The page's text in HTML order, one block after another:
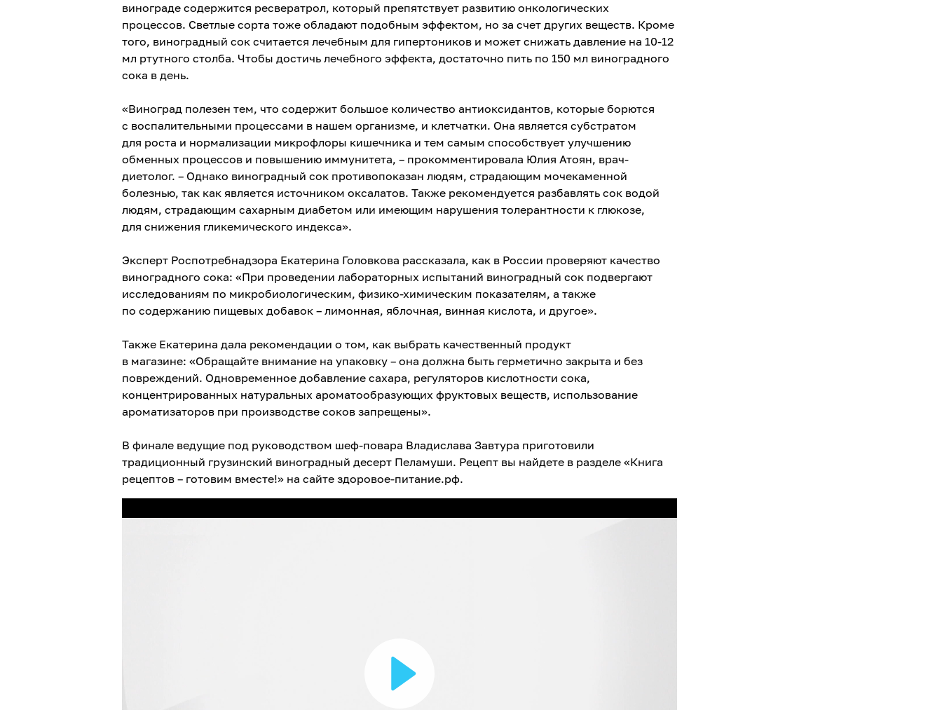
винограде содержится ресвератрол, который препятствует развитию онкологических
процессов. Светлые сорта тоже обладают подобным эффектом, но за счет других веществ. Кроме
того, виноградный сок считается лечебным для гипертоников и может снижать давление на 10-12
мл ртутного столба. Чтобы достичь лечебного эффекта, достаточно пить по 150 мл виноградного
сока в день.
«Виноград полезен тем, что содержит большое количество антиоксидантов, которые борются
с воспалительными процессами в нашем организме, и клетчатки. Она является субстратом
для роста и нормализации микрофлоры кишечника и тем самым способствует улучшению
обменных процессов и повышению иммунитета, – прокомментировала Юлия Атоян, врач-
диетолог. – Однако виноградный сок противопоказан людям, страдающим мочекаменной
болезнью, так как является источником оксалатов. Также рекомендуется разбавлять сок водой
людям, страдающим сахарным диабетом или имеющим нарушения толерантности к глюкозе,
для снижения гликемического индекса».
Эксперт Роспотребнадзора Екатерина Головкова рассказала, как в России проверяют качество
виноградного сока: «При проведении лабораторных испытаний виноградный сок подвергают
исследованиям по микробиологическим, физико-химическим показателям, а также
по содержанию пищевых добавок – лимонная, яблочная, винная кислота, и другое».
Также Екатерина дала рекомендации о том, как выбрать качественный продукт
в магазине: «Обращайте внимание на упаковку – она должна быть герметично закрыта и без
повреждений. Одновременное добавление сахара, регуляторов кислотности сока,
концентрированных натуральных ароматообразующих фруктовых веществ, использование
ароматизаторов при производстве соков запрещены».
В финале ведущие под руководством шеф-повара Владислава Завтура приготовили
традиционный грузинский виноградный десерт Пеламуши. Рецепт вы найдете в разделе «Книга
рецептов – готовим вместе!» на сайте здоровое-питание.рф.
В